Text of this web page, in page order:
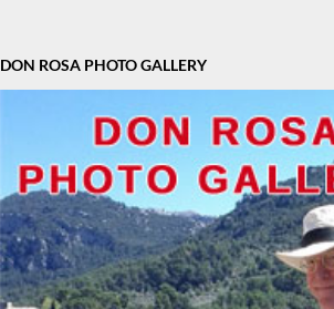
DON ROSA PHOTO GALLERY